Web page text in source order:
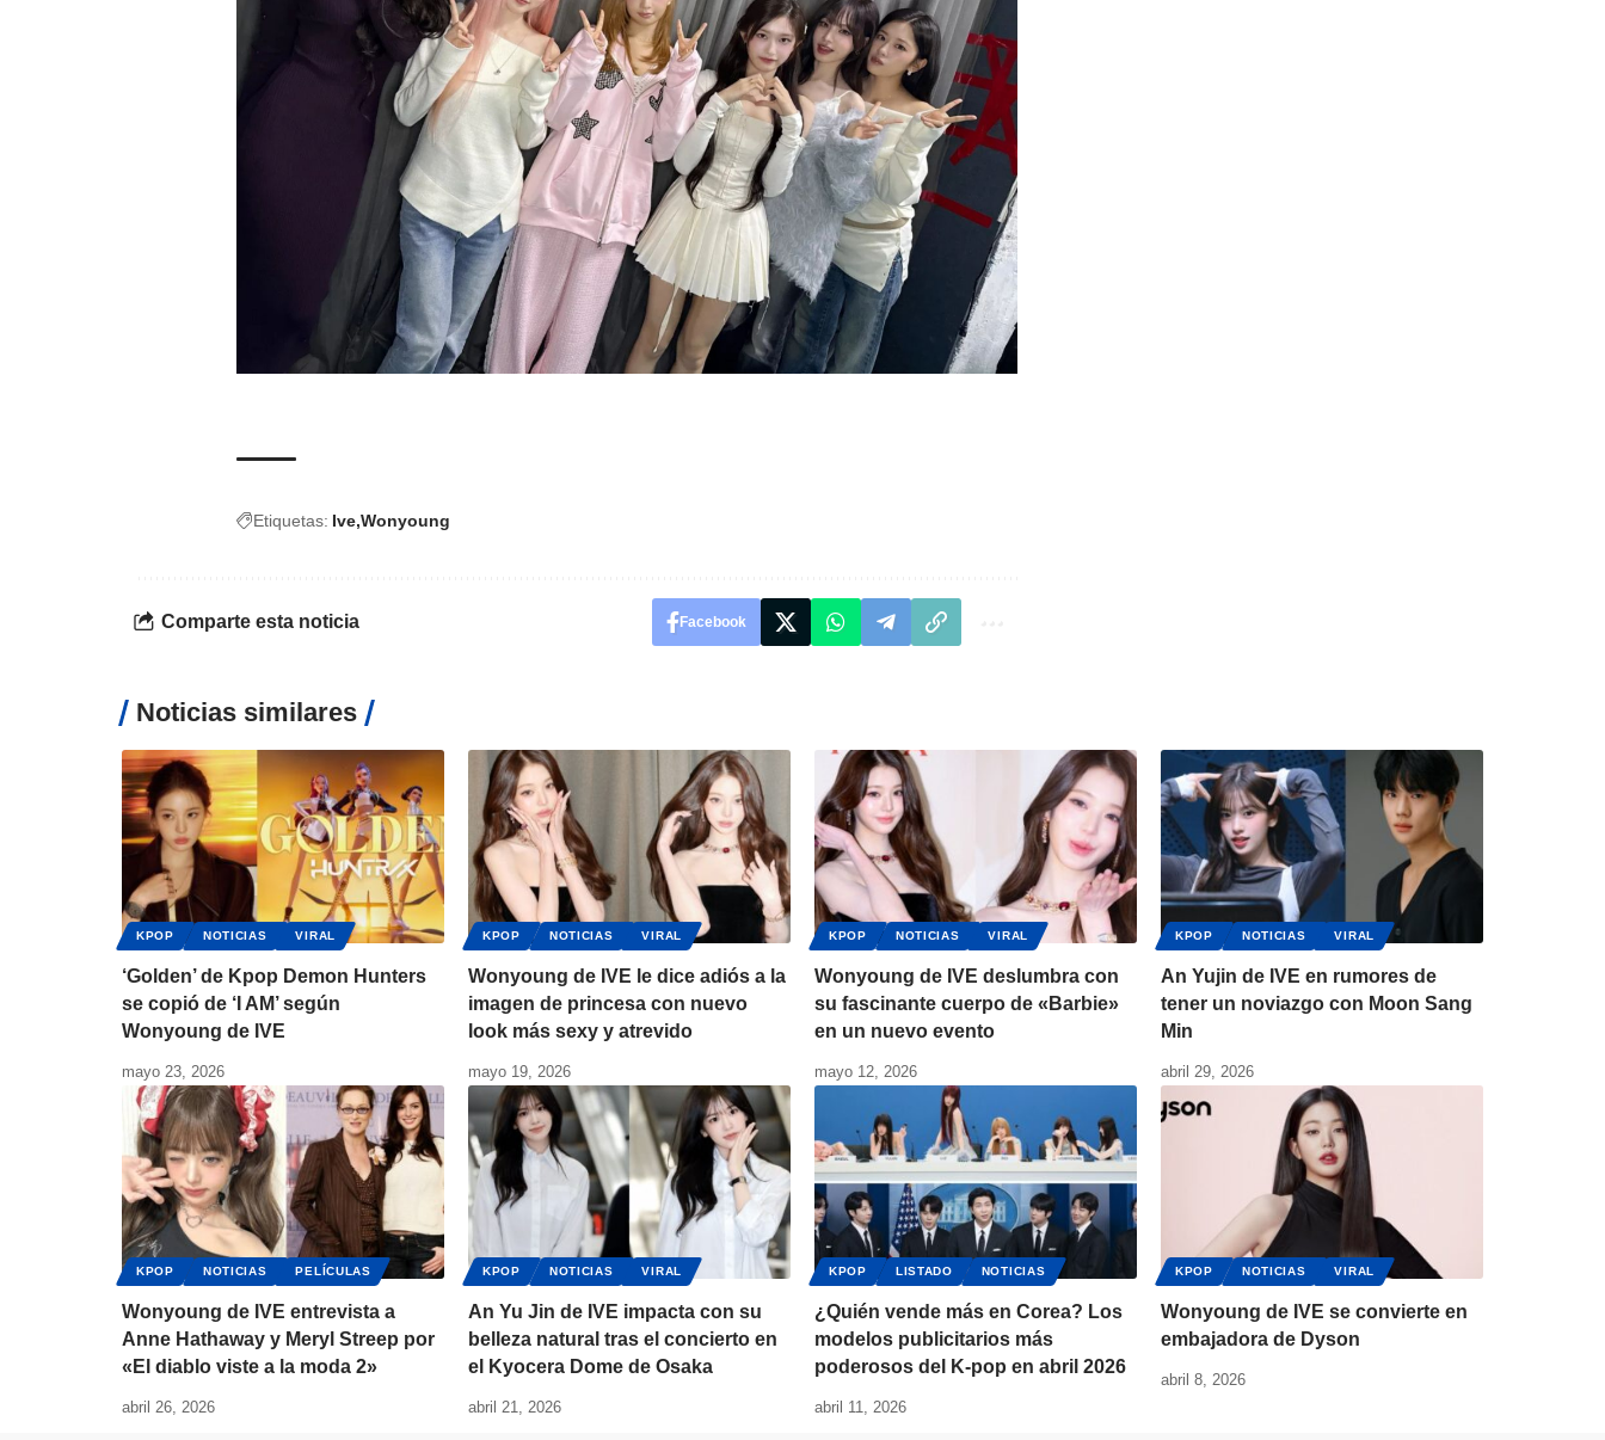
Etiquetas: Ive Wonyoung
Comparte esta noticia Facebook
Noticias similares
KPOP NOTICIAS VIRAL
‘Golden’ de Kpop Demon Hunters
se copió de ‘I AM’ según
Wonyoung de IVE
mayo 23, 2026
KPOP NOTICIAS VIRAL
Wonyoung de IVE le dice adiós a la
imagen de princesa con nuevo
look más sexy y atrevido
mayo 19, 2026
KPOP NOTICIAS VIRAL
Wonyoung de IVE deslumbra con
su fascinante cuerpo de «Barbie»
en un nuevo evento
mayo 12, 2026
KPOP NOTICIAS VIRAL
An Yujin de IVE en rumores de
tener un noviazgo con Moon Sang
Min
abril 29, 2026
KPOP NOTICIAS PELÍCULAS
Wonyoung de IVE entrevista a
Anne Hathaway y Meryl Streep por
«El diablo viste a la moda 2»
abril 26, 2026
KPOP NOTICIAS VIRAL
An Yu Jin de IVE impacta con su
belleza natural tras el concierto en
el Kyocera Dome de Osaka
abril 21, 2026
KPOP LISTADO NOTICIAS
¿Quién vende más en Corea? Los
modelos publicitarios más
poderosos del K-pop en abril 2026
abril 11, 2026
KPOP NOTICIAS VIRAL
Wonyoung de IVE se convierte en
embajadora de Dyson
abril 8, 2026